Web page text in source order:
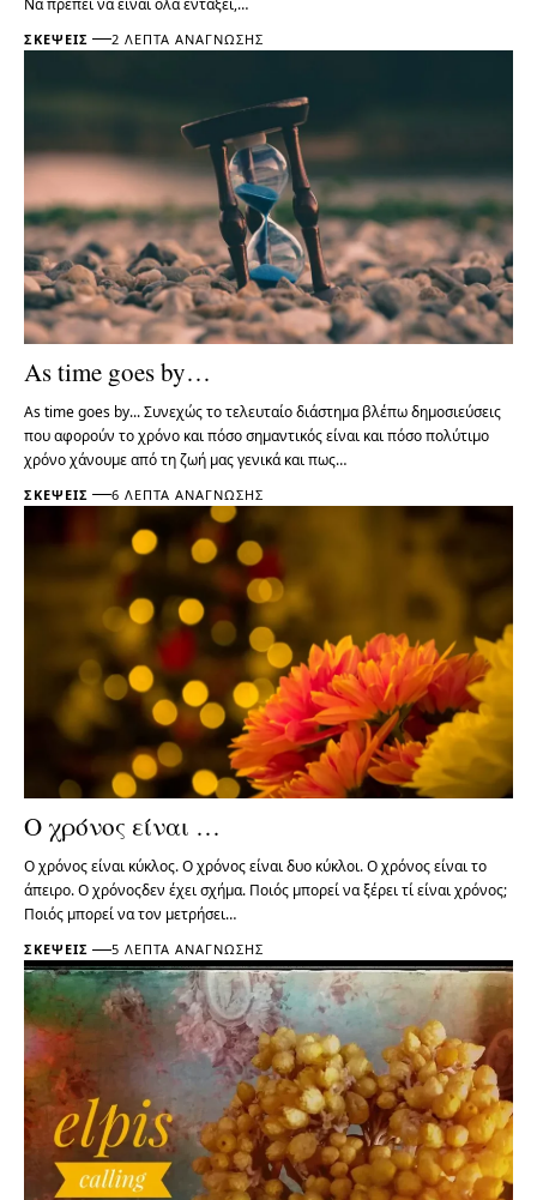
ΣΚΈΨΕΙΣ 2 ΛΕΠΤΆ ΑΝΆΓΝΩΣΗΣ
As time goes by…
As time goes by... Συνεχώς το τελευταίο διάστημα βλέπω δημοσιεύσεις
που αφορούν το χρόνο και πόσο σημαντικός είναι και πόσο πολύτιμο
χρόνο χάνουμε από τη ζωή μας γενικά και πως…
ΣΚΈΨΕΙΣ 6 ΛΕΠΤΆ ΑΝΆΓΝΩΣΗΣ
Ο χρόνος είναι …
Ο χρόνος είναι κύκλος. Ο χρόνος είναι δυο κύκλοι. Ο χρόνος είναι το
άπειρο. Ο χρόνοςδεν έχει σχήμα. Ποιός μπορεί να ξέρει τί είναι χρόνος;
Ποιός μπορεί να τον μετρήσει…
ΣΚΈΨΕΙΣ 5 ΛΕΠΤΆ ΑΝΆΓΝΩΣΗΣ